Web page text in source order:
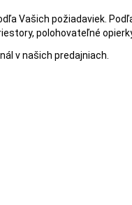
Vašich požiadaviek.
polohovateľné
v našich predajniach.